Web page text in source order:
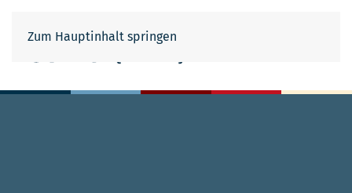
Zum Hauptinhalt springen